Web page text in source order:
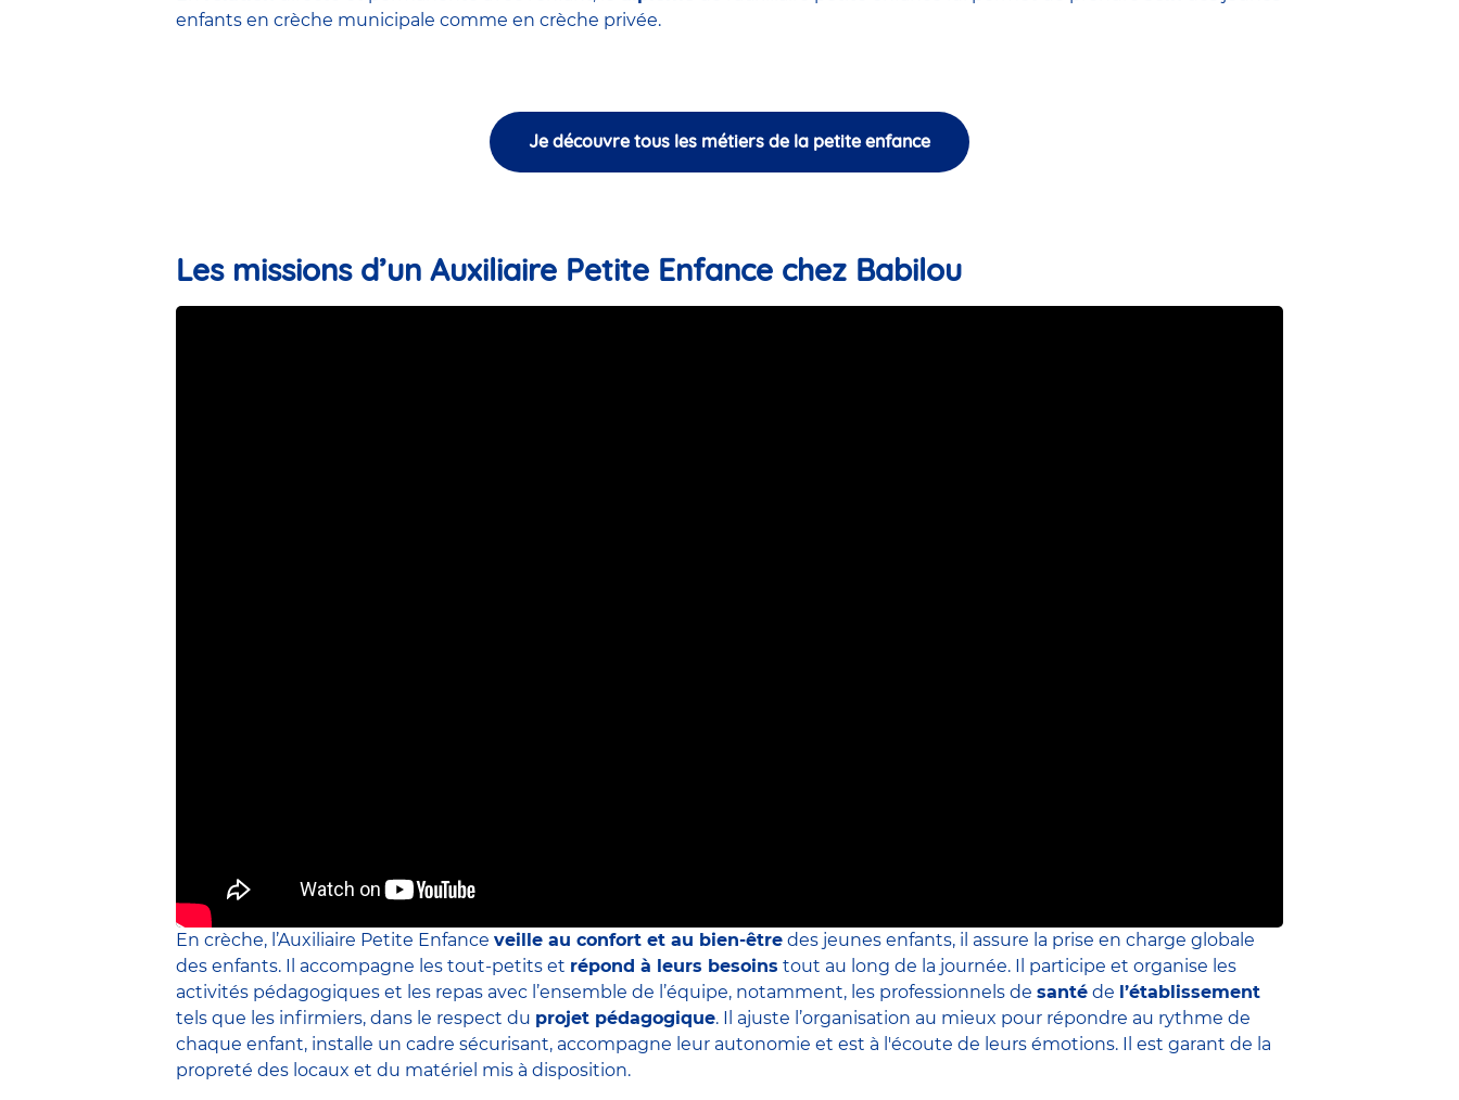
enfants en crèche municipale comme en crèche privée.
Je découvre tous les métiers de la petite enfance
Les missions d’un Auxiliaire Petite Enfance chez Babilou
En crèche, l’Auxiliaire Petite Enfance veille au confort et au bien-être des jeunes enfants, il assure la prise en charge globale
des enfants. Il accompagne les tout-petits et répond à leurs besoins tout au long de la journée. Il participe et organise les
activités pédagogiques et les repas avec l’ensemble de l’équipe, notamment, les professionnels de santé de l’établissement
tels que les infirmiers, dans le respect du projet pédagogique. Il ajuste l’organisation au mieux pour répondre au rythme de
chaque enfant, installe un cadre sécurisant, accompagne leur autonomie et est à l'écoute de leurs émotions. Il est garant de la
propreté des locaux et du matériel mis à disposition.